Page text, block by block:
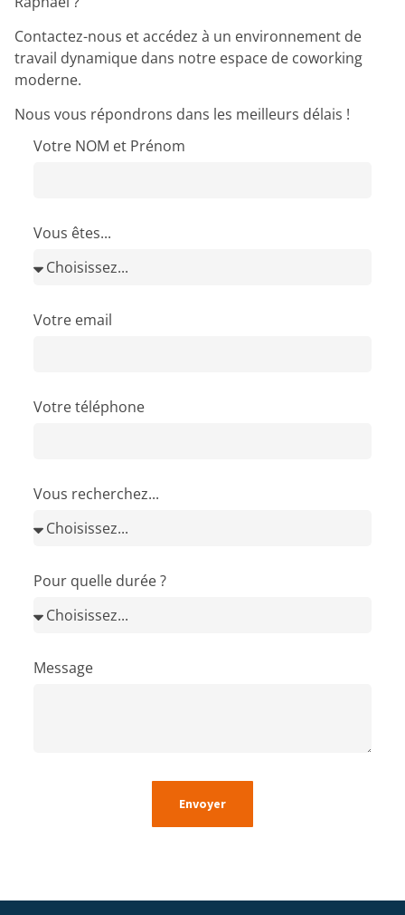
Contactez-nous et accédez à un environnement de
travail dynamique dans notre espace de coworking
moderne.
Nous vous répondrons dans les meilleurs délais !
Votre NOM et Prénom
Vous êtes...
Votre email
Votre téléphone
Vous recherchez...
Pour quelle durée ?
Message
Envoyer